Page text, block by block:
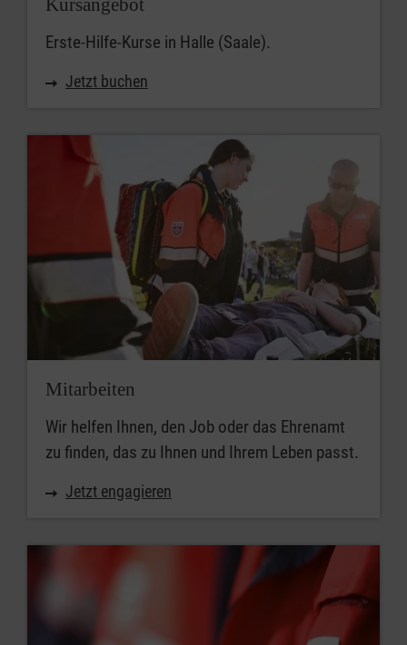
Kursangebot
Erste-Hilfe-Kurse in Halle (Saale).
Jetzt buchen
Mitarbeiten
Wir helfen Ihnen, den Job oder das Ehrenamt
zu finden, das zu Ihnen und Ihrem Leben passt.
Jetzt engagieren